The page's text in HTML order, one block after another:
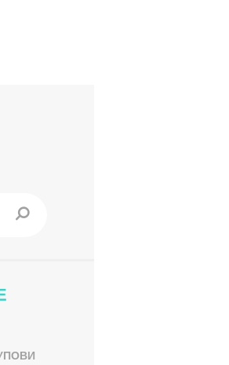
napitka NBG_page-0001